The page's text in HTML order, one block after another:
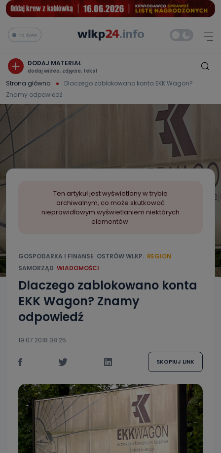
Na żywo
DODAJ MATERIAŁ
dodaj wideo, zdjęcie, tekst
Strona główna
Dlaczego zablokowano konta EKK Wagon?
Znamy odpowiedź
Ten artykuł jest wyświetlany w trybie
archiwalnym, co może skutkować
nieprawidłowym wyświetlaniem niektórych
elementów.
GOSPODARKA I FINANSE OSTRÓW WLKP. REGION
SAMORZĄD WIADOMOŚCI
Dlaczego zablokowano konta
EKK Wagon? Znamy
odpowiedź
19.07.2018 08:25
SKOPIUJ LINK